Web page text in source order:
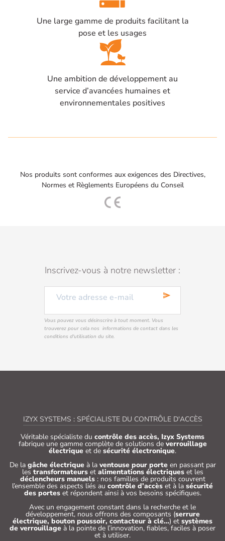
Une large gamme de produits facilitant la
pose et les usages
Une ambition de développement au
service d’avancées humaines et
environnementales positives
Nos produits sont conformes aux exigences des Directives,
Normes et Règlements Européens du Conseil
Inscrivez-vous à notre newsletter :
send
Vous pouvez vous désinscrire à tout moment. Vous
trouverez pour cela nos informations de contact dans les
conditions d'utilisation du site.
IZYX SYSTEMS : SPÉCIALISTE DU CONTRÔLE D'ACCÈS
Véritable spécialiste du contrôle des accès, Izyx Systems
fabrique une gamme complète de solutions de verrouillage
électrique et de sécurité électronique.
De la gâche électriqueà la ventouse pour porteen passant par
les transformateurset alimentations électriqueset les
déclencheurs manuels: nos familles de produits couvrent
l’ensemble des aspects liés au contrôle d’accès et à la sécurité
des porteset répondent ainsi à vos besoins spécifiques.
Avec un engagement constant dans la recherche et le
développement, nous offrons des composants (serrure
électrique, bouton poussoir, contacteur à clé…) et systèmes
de verrouillage à la pointe de l’innovation, fiables, faciles à poser
et à utiliser.